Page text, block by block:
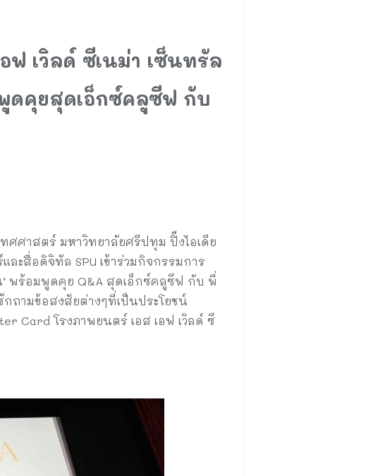
อฟ เวิลด์ ซีเนม่า เซ็นทรัล
ดคุยสุดเอ็กซ์คลูซีฟ กับ
ศาสตร์ มหาวิทยาลัยศรีปทุม ปิ๊งไอเดีย
สื่อดิจิทัล SPU เข้าร่วมกิจกรรมการ
พร้อมพูดคุย Q&A สุดเอ็กซ์คลูซีฟ กับ พี่
ถามข้อสงสัยต่างๆที่เป็นประโยชน์
Card โรงภาพยนตร์ เอส เอฟ เวิลด์ ซี